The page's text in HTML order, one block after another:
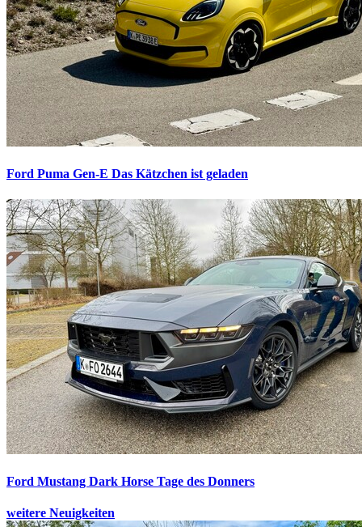
Ford Puma Gen-E Das Kätzchen ist geladen
Ford Mustang Dark Horse Tage des Donners
weitere Neuigkeiten